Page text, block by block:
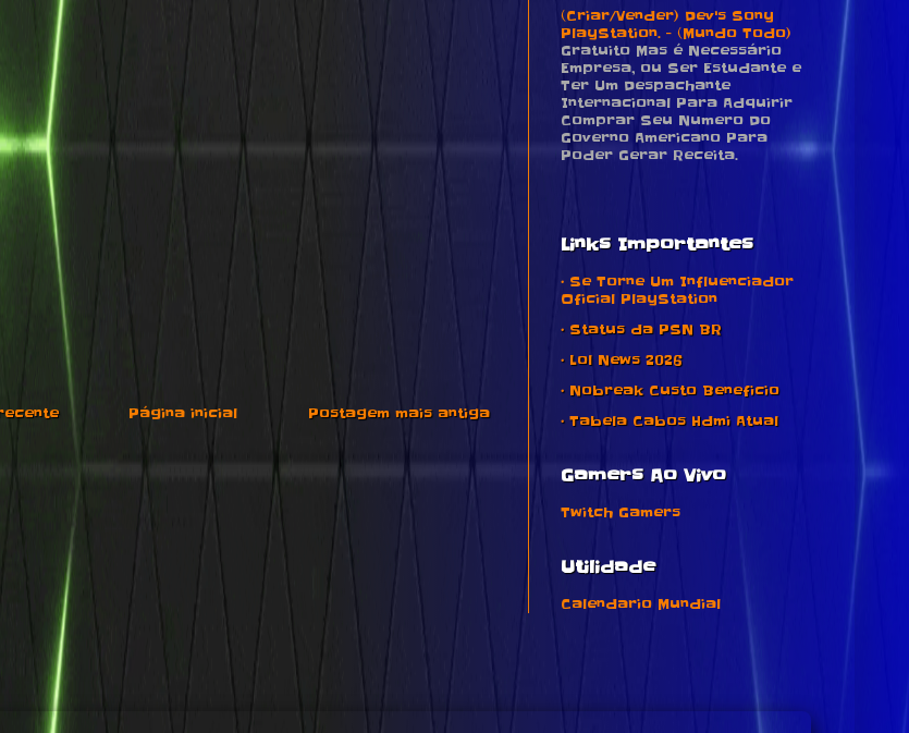
Postagem mais antiga
Página inicial
(Criar/Vender) Dev's Sony
PlayStation. - (Mundo Todo)
Gratuito Mas é Necessário
Empresa, ou Ser Estudante e
Ter Um Despachante
Internacional Para Adquirir
Comprar Seu Numero Do
Governo Americano Para
Poder Gerar Receita.
Links Importantes
• Se Torne Um Influenciador
Oficial PlayStation
• Status da PSN BR
• Lol News 2026
• Nobreak Custo Beneficio
• Tabela Cabos Hdmi Atual
Gamers Ao Vivo
Twitch Gamers
Utilidade
Calendario Mundial